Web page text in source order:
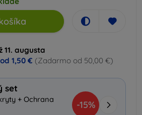
11. augusta
1,50 € (Zadarmo od 50,00 €)
set
+ Ochrana
-15%